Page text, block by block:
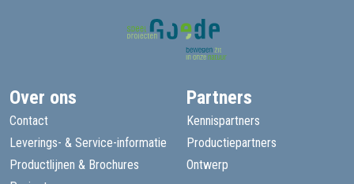
Over ons
Contact
Leverings- & Service-informatie
Productlijnen & Brochures
Partners
Kennispartners
Productiepartners
Ontwerp